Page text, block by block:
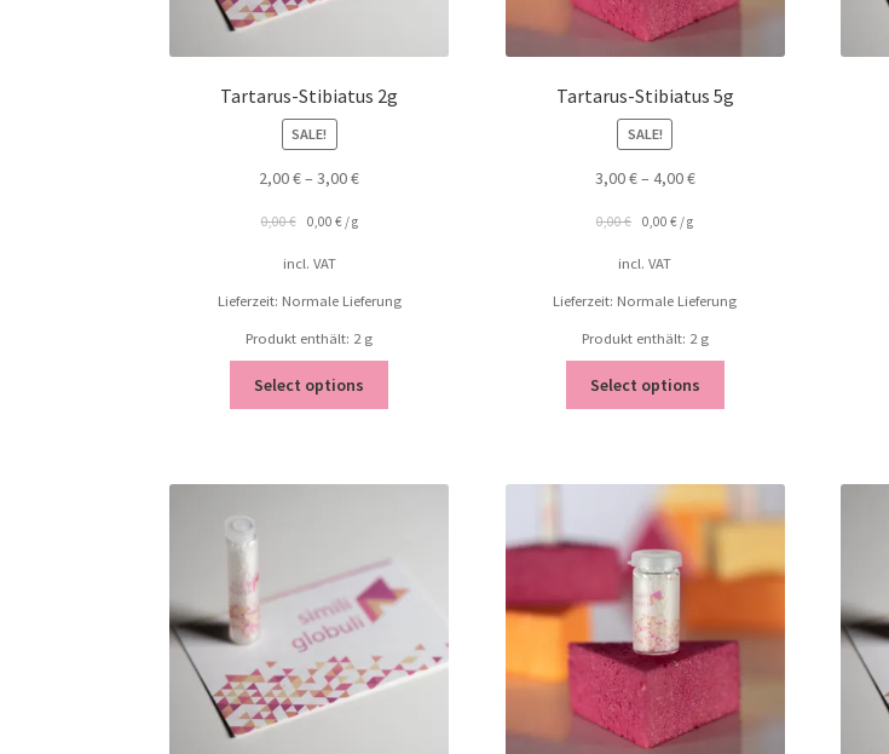
Tartarus-Stibiatus 2g
SALE!
2,00€–3,00€
0,00€ 0,00 €/g
incl. VAT
Lieferzeit: Normale Lieferung
Produkt enthält: 2 g
Select options
Tartarus-Stibiatus 5g
SALE!
3,00€– 4,00€
0,00€ 0,00€ /g
incl. VAT
Lieferzeit: Normale Lieferung
Produkt enthält: 2 g
Select options